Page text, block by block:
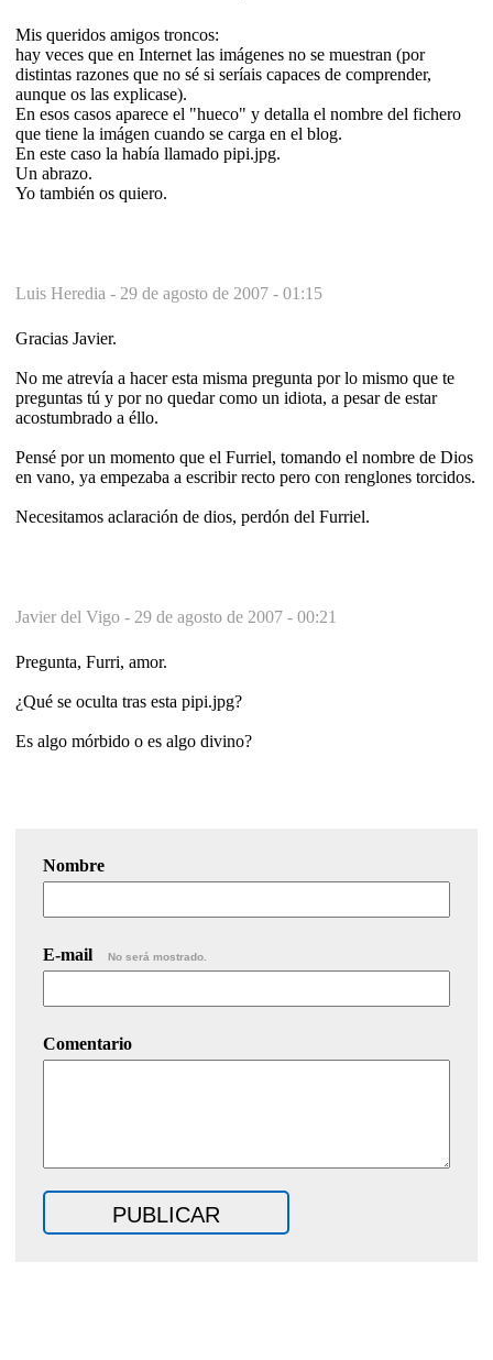
Mis queridos amigos troncos:
hay veces que en Internet las imágenes no se muestran (por
distintas razones que no sé si seríais capaces de comprender,
aunque os las explicase).
En esos casos aparece el "hueco" y detalla el nombre del fichero
que tiene la imágen cuando se carga en el blog.
En este caso la había llamado pipi.jpg.
Un abrazo.
Yo también os quiero.
Luis Heredia - 29 de agosto de 2007 - 01:15
Gracias Javier.
No me atrevía a hacer esta misma pregunta por lo mismo que te
preguntas tú y por no quedar como un idiota, a pesar de estar
acostumbrado a éllo.
Pensé por un momento que el Furriel, tomando el nombre de Dios
en vano, ya empezaba a escribir recto pero con renglones torcidos.
Necesitamos aclaración de dios, perdón del Furriel.
Javier del Vigo - 29 de agosto de 2007 - 00:21
Pregunta, Furri, amor.
¿Qué se oculta tras esta pipi.jpg?
Es algo mórbido o es algo divino?
Nombre
E-mail No será mostrado.
Comentario